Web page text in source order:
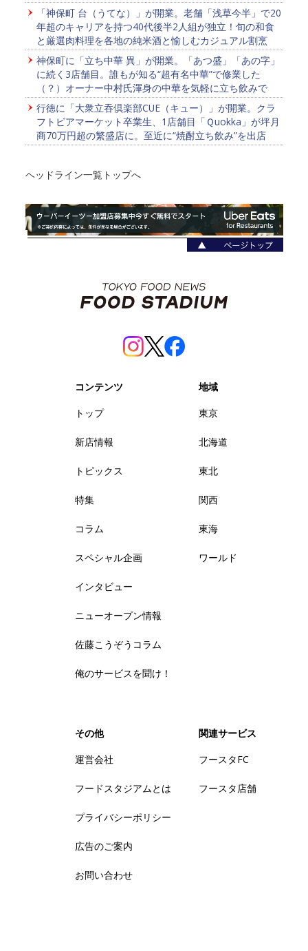
「神保町 台（うてな）」が開業。老舗「浅草今半」で20
年超のキャリアを持つ40代後半2人組が独立！旬の和食
と厳選肉料理を各地の純米酒と愉しむカジュアル割烹
神保町に「立ち中華 異」が開業。「あつ盛」「あの字」
に続く3店舗目。誰もが知る“超有名中華”で修業した
（？）オーナー中村氏渾身の中華を気軽に立ち飲みで
行徳に「大衆立吞倶楽部CUE（キュー）」が開業。クラ
フトビアマーケット卒業生、1店舗目「Ｑuokka」が坪月
商70万円超の繁盛店に。至近に“焼酎立ち飲み”を出店
ヘッドライン一覧トップへ
コンテンツ
トップ
新店情報
トピックス
特集
コラム
スペシャル企画
インタビュー
ニューオープン情報
佐藤こうぞうコラム
俺のサービスを聞け！
地域
東京
北海道
東北
関西
東海
ワールド
その他
運営会社
フードスタジアムとは
プライバシーポリシー
広告のご案内
お問い合わせ
関連サービス
フースタFC
フースタ店舗